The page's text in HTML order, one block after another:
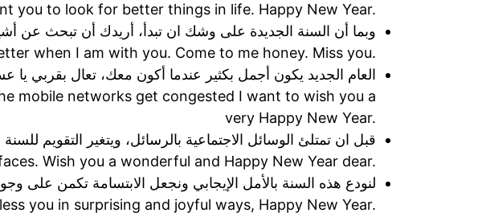
you to look for better things in life. Happy New Year.
وبما أن السنة الجديدة على وشك ان تبدأ، أريدك أن تبحث
when I am with you. Come to me honey. Miss you.
العام الجديد يكون أجمل بكثير عندما أكون معك، تعال بقربي
mobile networks get congested I want to wish you a
very Happy New Year.
قبل ان تمتلئ الوسائل الاجتماعية بالرسائل، ويتغير
Wish you a wonderful and Happy New Year dear.
لنودع هذه السنة بالأمل الإيجابي ونجعل الابتسامة تكمن على
you in surprising and joyful ways, Happy New Year.